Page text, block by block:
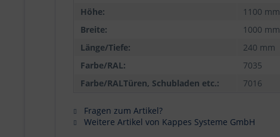
Höhe:
1100 mm
Breite:
1000 mm
Länge/Tiefe:
240 mm
Farbe/RAL:
7035
Farbe/RALTüren, Schubladen etc.:
7016
Fragen zum Artikel?
Weitere Artikel von Kappes Systeme GmbH